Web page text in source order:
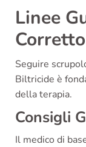
Linee
Corretto
Seguire
Biltricide è
della terapia.
Consigli
Il medico di